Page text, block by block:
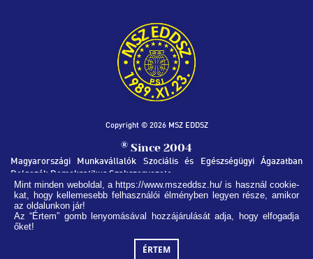
Copyright © 2026 MSZ EDDSZ
® Since 2004
Magyarországi Munkavállalók Szociális és Egészségügyi Ágazatban
Dolgozók Demokratikus Szakszervezete
MSZ EDDSZ SZÉKHÁZ
1051, Budapest Nádor utca 32.
info@mszeddsz.hu
Mint minden weboldal, a https://www.mszeddsz.hu/ is használ cookie-
kat, hogy kellemesebb felhasználói élményben legyen része, amikor
az oldalunkon jár!
Az “Értem” gomb lenyomásával hozzájárulását adja, hogy elfogadja
őket!
ÉRTEM